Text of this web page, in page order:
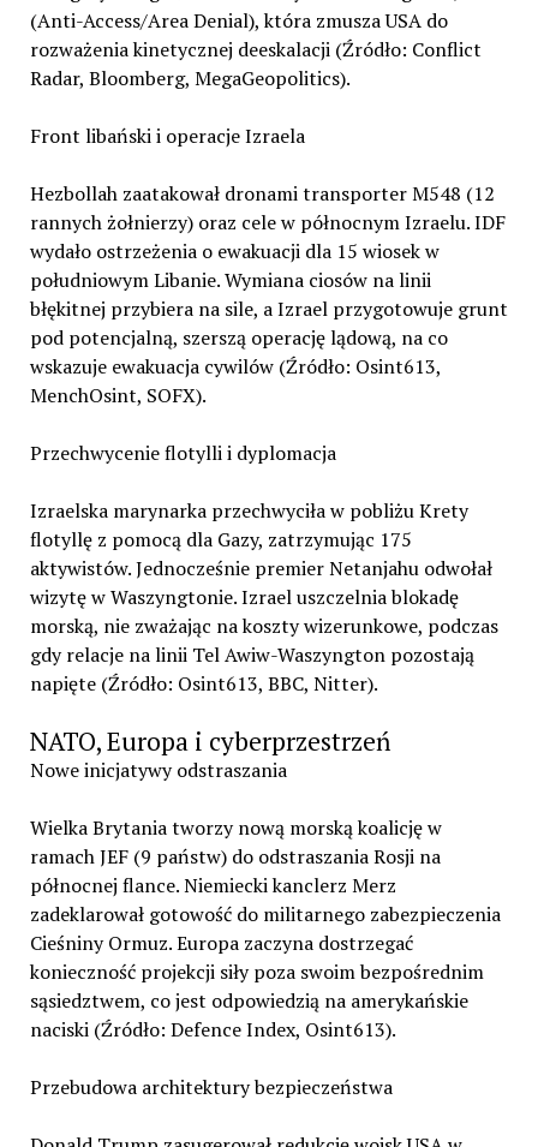
(Anti-Access/Area Denial), która zmusza USA do
rozważenia kinetycznej deeskalacji (Źródło: Conflict
Radar, Bloomberg, MegaGeopolitics).
Front libański i operacje Izraela
Hezbollah zaatakował dronami transporter M548 (12
rannych żołnierzy) oraz cele w północnym Izraelu. IDF
wydało ostrzeżenia o ewakuacji dla 15 wiosek w
południowym Libanie. Wymiana ciosów na linii
błękitnej przybiera na sile, a Izrael przygotowuje grunt
pod potencjalną, szerszą operację lądową, na co
wskazuje ewakuacja cywilów (Źródło: Osint613,
MenchOsint, SOFX).
Przechwycenie flotylli i dyplomacja
Izraelska marynarka przechwyciła w pobliżu Krety
flotyllę z pomocą dla Gazy, zatrzymując 175
aktywistów. Jednocześnie premier Netanjahu odwołał
wizytę w Waszyngtonie. Izrael uszczelnia blokadę
morską, nie zważając na koszty wizerunkowe, podczas
gdy relacje na linii Tel Awiw-Waszyngton pozostają
napięte (Źródło: Osint613, BBC, Nitter).
NATO, Europa i cyberprzestrzeń
Nowe inicjatywy odstraszania
Wielka Brytania tworzy nową morską koalicję w
ramach JEF (9 państw) do odstraszania Rosji na
północnej flance. Niemiecki kanclerz Merz
zadeklarował gotowość do militarnego zabezpieczenia
Cieśniny Ormuz. Europa zaczyna dostrzegać
konieczność projekcji siły poza swoim bezpośrednim
sąsiedztwem, co jest odpowiedzią na amerykańskie
naciski (Źródło: Defence Index, Osint613).
Przebudowa architektury bezpieczeństwa